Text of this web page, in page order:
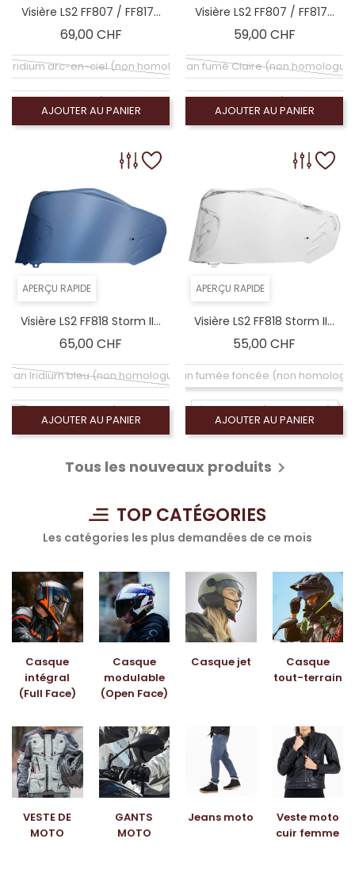
Visière LS2 FF807 / FF817...
69,00 CHFPrix
Iridium arc-en-ciel (non homologué)
Iridium argent (non homologué)
Ecran Iridium Bleu Triangle Shape
Iridium Arc-en-ciel Triangle Shape
AJOUTER AU PANIER
Visière LS2 FF807 / FF817...
59,00 CHFPrix
Écran fumé Claire (non
Écran fumé foncé 100% (non
Ecran fumé triangle shape
AJOUTER AU PANIER
APERÇU RAPIDE
Visière LS2 FF818 Storm II...
65,00 CHF
Iridium bleu (non homologué)
Iridium arc-en-ciel (non homologué)
AJOUTER AU PANIER
APERÇU RAPIDE
Visière LS2 FF818 Storm II...
55,00 CHF
Écran fumée foncée (non
Écran claire (homologué)
AJOUTER AU PANIER
Tous les nouveaux produits 
TOP CATÉGORIES
Les catégories les plus demandées de ce mois
Casque
intégral
(Full Face)
Casque
modulable
(Open Face)
Casque jet
Casque
tout-terrain
VESTE DE
MOTO
GANTS
MOTO
Jeans moto
Veste moto
cuir femme